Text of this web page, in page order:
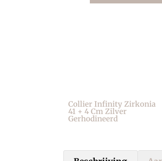
Collier Infinity Zirkonia
41 + 4 Cm Zilver
Gerhodineerd